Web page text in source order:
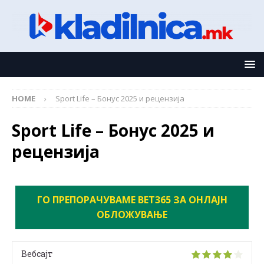
HOME Sport Life – Бонус 2025 и рецензија
Sport Life – Бонус 2025 и
рецензија
ГО ПРЕПОРАЧУВАМЕ BET365 ЗА ОНЛАЈН
ОБЛОЖУВАЊЕ
Вебсајт